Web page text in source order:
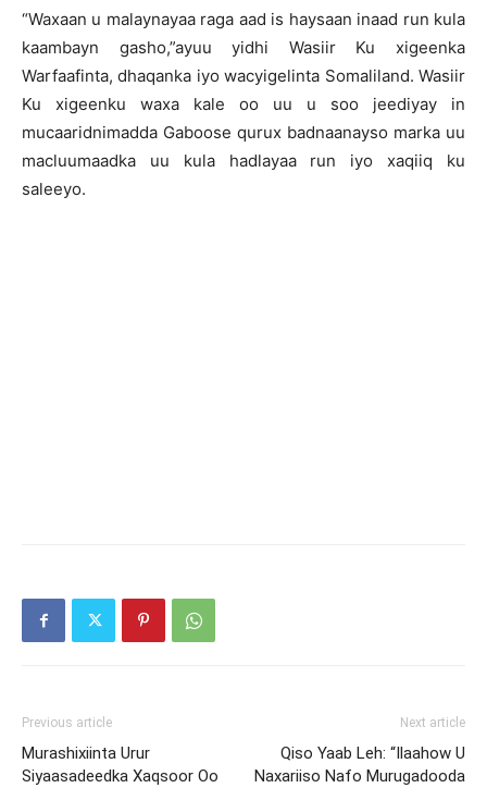
“Waxaan u malaynayaa raga aad is haysaan inaad run kula
kaambayn gasho,”ayuu yidhi Wasiir Ku xigeenka
Warfaafinta, dhaqanka iyo wacyigelinta Somaliland. Wasiir
Ku xigeenku waxa kale oo uu u soo jeediyay in
mucaaridnimadda Gaboose qurux badnaanayso marka uu
macluumaadka uu kula hadlayaa run iyo xaqiiq ku
saleeyo.
Previous article
Murashixiinta Urur
Siyaasadeedka Xaqsoor Oo
Next article
Qiso Yaab Leh: “Ilaahow U
Naxariiso Nafo Murugadooda